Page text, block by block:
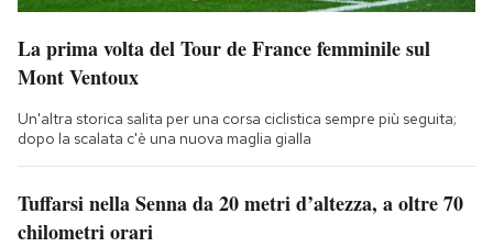
La prima volta del Tour de France femminile sul
Mont Ventoux
Un'altra storica salita per una corsa ciclistica sempre più seguita;
dopo la scalata c'è una nuova maglia gialla
Tuffarsi nella Senna da 20 metri d’altezza, a oltre 70
chilometri orari